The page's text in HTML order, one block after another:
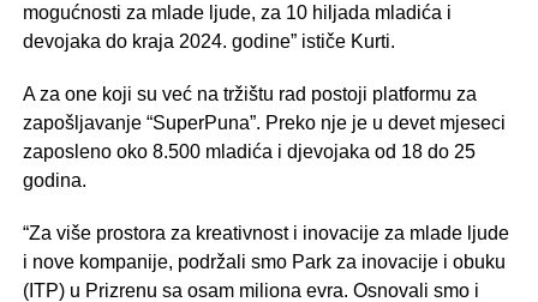
mogućnosti za mlade ljude, za 10 hiljada mladića i
devojaka do kraja 2024. godine” ističe Kurti.
A za one koji su već na tržištu rad postoji platformu za
zapošljavanje “SuperPuna”. Preko nje je u devet mjeseci
zaposleno oko 8.500 mladića i djevojaka od 18 do 25
godina.
“Za više prostora za kreativnost i inovacije za mlade ljude
i nove kompanije, podržali smo Park za inovacije i obuku
(ITP) u Prizrenu sa osam miliona evra. Osnovali smo i